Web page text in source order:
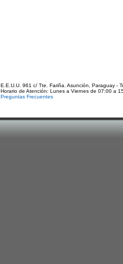
E.E.U.U. 961 c/ Tte. Fariña. Asunción, Paraguay -
Horario de Atención: Lunes a Viernes de 07:00 a
Preguntas Frecuentes